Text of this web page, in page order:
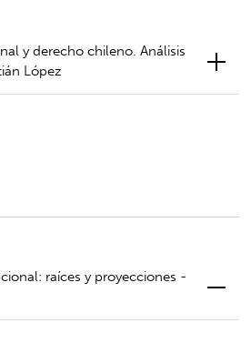
y derecho chileno. Análisis
López
raíces y proyecciones -